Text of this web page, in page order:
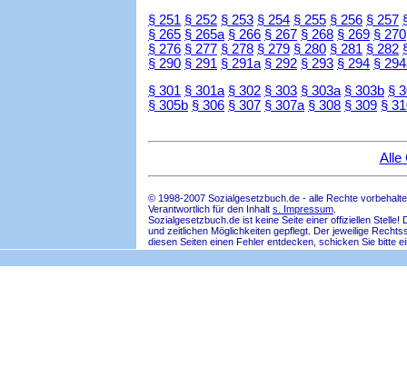
§ 251 § 252 § 253 § 254 § 255 § 256 § 257
§ 265 § 265a § 266 § 267 § 268 § 269 § 270
§ 276 § 277 § 278 § 279 § 280 § 281 § 282
§ 290 § 291 § 291a § 292 § 293 § 294 §
§ 301 § 301a § 302 § 303 § 303a § 303b §
§ 305b § 306 § 307 § 307a § 308 § 309 §
Alle
© 1998-2007 Sozialgesetzbuch.de - alle Rechte
Verantwortlich für den Inhalt s. Impressum
Sozialgesetzbuch.de ist keine Seite einer offiziellen
und zeitlichen Möglichkeiten gepflegt. Der jeweilige
diesen Seiten einen Fehler entdecken, schicken Sie bitte